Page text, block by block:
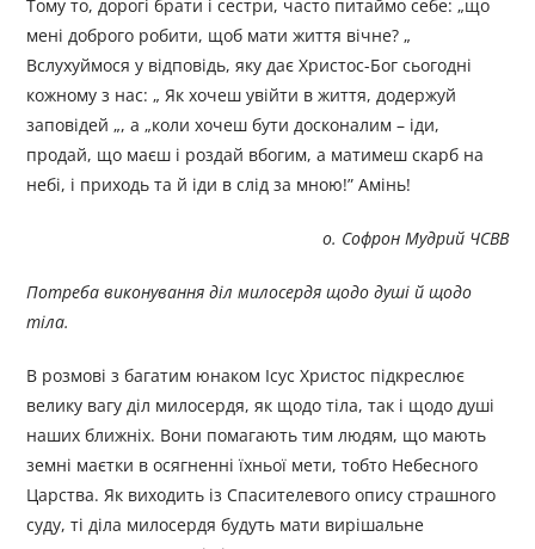
Тому то, дорогі брати і сестри, часто питаймо себе: „що
мені доброго робити, щоб мати життя вічне? „
Вслухуймося у відповідь, яку дає Христос-Бог сьогодні
кожному з нас: „ Як хочеш увійти в життя, додержуй
заповідей „, а „коли хочеш бути досконалим – іди,
продай, що маєш і роздай вбогим, а матимеш скарб на
небі, і приходь та й іди в слід за мною!” Амінь!
о. Софрон Мудрий ЧСВВ
Потреба виконування діл милосердя щодо душі й щодо
тіла.
В розмові з багатим юнаком Ісус Христос підкреслює
велику вагу діл милосердя, як щодо тіла, так і щодо душі
наших ближніх. Вони помагають тим людям, що мають
земні маєтки в осягненні їхньої мети, тобто Небесного
Царства. Як виходить із Спасителевого опису страшного
суду, ті діла милосердя будуть мати вирішальне